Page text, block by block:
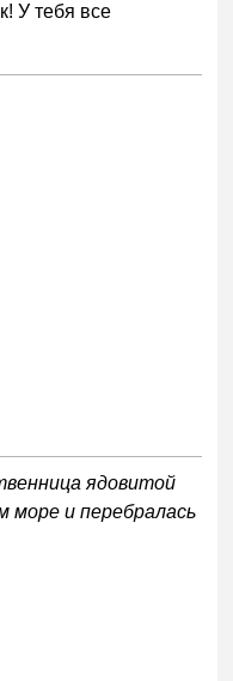
У тебя все
ядовитой
море и перебралась